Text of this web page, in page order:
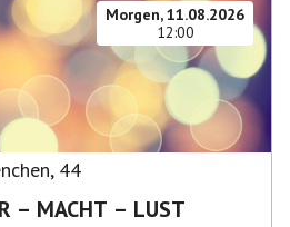
Morgen, 11.08.2026
12:00
, 44
– MACHT – LUST